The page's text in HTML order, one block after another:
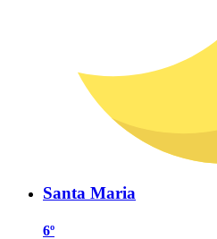
Santa Maria
6º